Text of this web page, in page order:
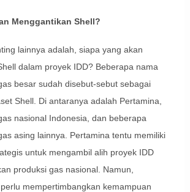
Menggantikan Shell?
lainnya adalah, siapa yang akan
dalam proyek IDD? Beberapa nama
besar sudah disebut-sebut sebagai
Shell. Di antaranya adalah Pertamina,
nasional Indonesia, dan beberapa
asing lainnya. Pertamina tentu memiliki
untuk mengambil alih proyek IDD
produksi gas nasional. Namun,
mempertimbangkan kemampuan